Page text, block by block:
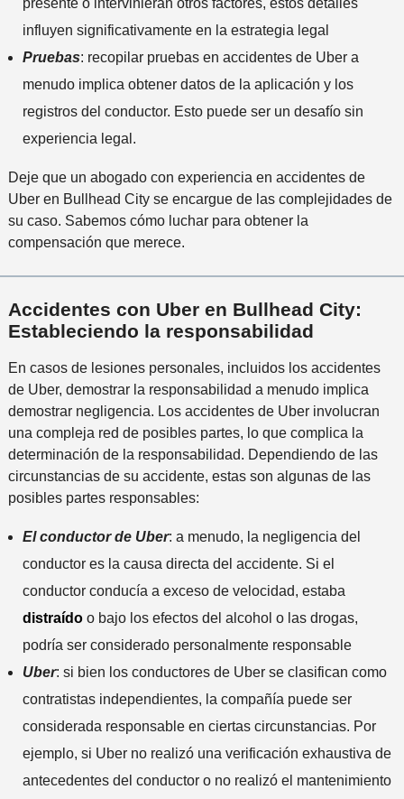
influyen significativamente en la estrategia legal
Pruebas: recopilar pruebas en accidentes de Uber a
menudo implica obtener datos de la aplicación y los
registros del conductor. Esto puede ser un desafío sin
experiencia legal.
Deje que un abogado con experiencia en accidentes de
Uber en Bullhead City se encargue de las complejidades de
su caso. Sabemos cómo luchar para obtener la
compensación que merece.
Accidentes con Uber en Bullhead City:
Estableciendo la responsabilidad
En casos de lesiones personales, incluidos los accidentes
de Uber, demostrar la responsabilidad a menudo implica
demostrar negligencia. Los accidentes de Uber involucran
una compleja red de posibles partes, lo que complica la
determinación de la responsabilidad. Dependiendo de las
circunstancias de su accidente, estas son algunas de las
posibles partes responsables:
El conductor de Uber: a menudo, la negligencia del
conductor es la causa directa del accidente. Si el
conductor conducía a exceso de velocidad, estaba
distraídoo bajo los efectos del alcohol o las drogas,
podría ser considerado personalmente responsable
Uber: si bien los conductores de Uber se clasifican como
contratistas independientes, la compañía puede ser
considerada responsable en ciertas circunstancias. Por
ejemplo, si Uber no realizó una verificación exhaustiva de
antecedentes del conductor o no realizó el mantenimiento